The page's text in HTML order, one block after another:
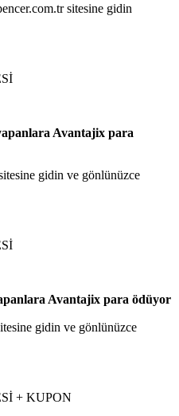
sitesine gidin
Avantajix para
gidin ve gönlünüzce
Avantajix para ödüyor
gidin ve gönlünüzce
+ KUPON